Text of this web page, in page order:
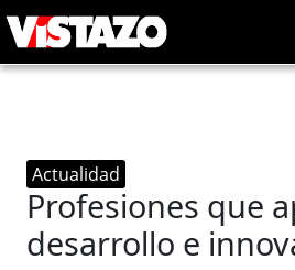
Actualidad
Profesiones que
desarrollo e